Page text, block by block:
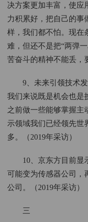
决方案更加丰富，使应
力积累好，把自己的事
样，我们都不怕。现在
难，但还不是把“两弹
苦奋斗的精神不能丢，
9、未来引领技术
我们来说既是机会也是
之前做一些能够掌握主
示领域我们已经领先世
多。（2019年采访）
10、京东方目前显
可能变为传感器公司，
公司。（2019年采访）
三